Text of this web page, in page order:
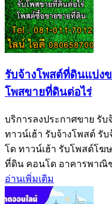
รับจ้างโพสต์ที่ดินแบ่ง
โพสขายที่ดินต่อไร่
บริการลงประกาศขาย รั
ทาวน์เฮ้า รับจ้างโพสต์ รั
โด ทาวน์เฮ้า รับโพสต์โฆ
ที่ดิน คอนโด อาคารพาณิ
อ่านเพิ่มเติม